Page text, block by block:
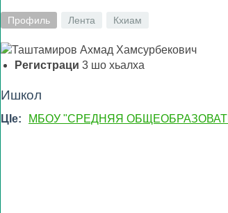
Профиль Лента Кхиам
Регистраци 3 шо хьалха
Ишкол
ЦIе: МБОУ "СРЕДНЯЯ